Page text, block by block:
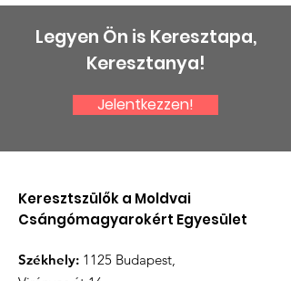
Mátyás Mónika
részesült
Legyen Ön is Keresztapa,
Keresztanya!
Jelentkezzen!
Keresztszülők a Moldvai
Csángómagyarokért Egyesület
Székhely: 1125 Budapest,